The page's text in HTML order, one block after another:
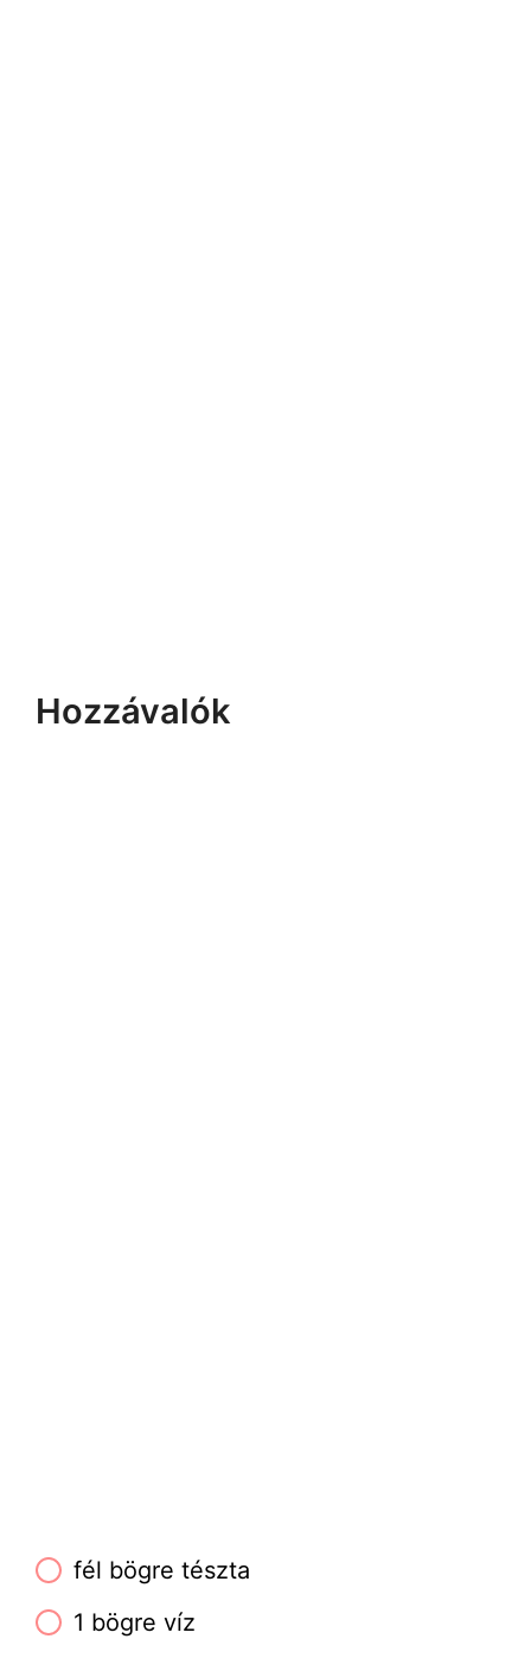
Hozzávalók
fél bögre tészta
1 bögre víz